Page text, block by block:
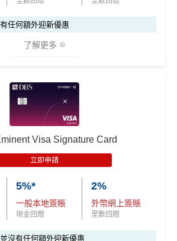
任何額外迎新優惠
了解更多
卡優惠，啲優惠都實用又貼地
Avios/KrisFlyer/鳯凰知音，夠flexibl
付寶HK轉賬/Wechat Pay轉賬 都$6=
賺里數！
DBS$去積分特快，Asia Miles可即日
Visa Signature Card
立即申請
5%*
一般本地簽賬
現金回贈
2%
外幣網上簽賬
里數回贈
並沒有任何額外迎新優惠